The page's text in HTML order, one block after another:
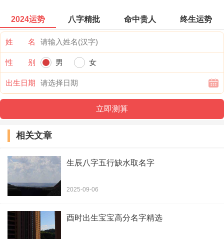
承维、浩明、俊岩、弦和、诚修、瀚锦、欣
金、好智
柯属、辉文、桑睿、楚修、铎俊、博弘、瑞
若、荣金
惠兴、翔峰、雅若、鸿墨、炀星、聪泽、炫
旭、鸿畅
煦辰、俊震、雄楚、涛海、栋博、松豪、梁
鑫、瑞德
帆、修字
2024运势 八字精批 命中贵人 终生运势
姓 名
性 别 男 女
出生日期
相关文章
生辰八字五行缺水取名字
2025-09-06
酉时出生宝宝高分名字精选